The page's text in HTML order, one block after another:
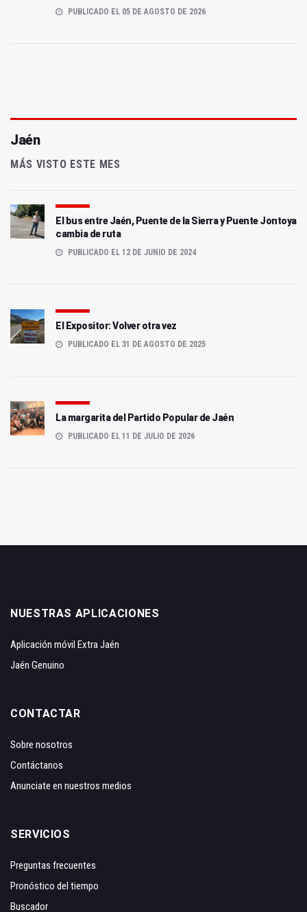
PUBLICADO EL 05 DE AGOSTO DE 2026
Jaén
MÁS VISTO ESTE MES
El bus entre Jaén, Puente de la Sierra y Puente Jontoya
cambia de ruta
PUBLICADO EL 12 DE JUNIO DE 2024
El Expositor: Volver otra vez
PUBLICADO EL 31 DE AGOSTO DE 2025
La margarita del Partido Popular de Jaén
PUBLICADO EL 11 DE JULIO DE 2026
NUESTRAS APLICACIONES
Aplicación móvil Extra Jaén
Jaén Genuino
CONTACTAR
Sobre nosotros
Contáctanos
Anunciate en nuestros medios
SERVICIOS
Preguntas frecuentes
Pronóstico del tiempo
Buscador